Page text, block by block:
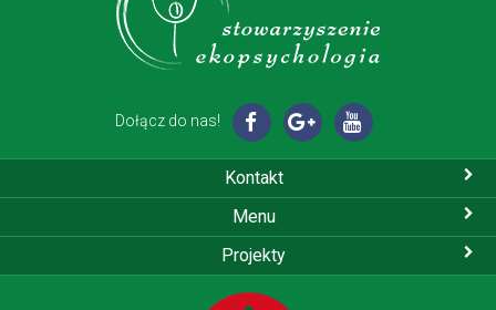
Dołącz do nas!
Kontakt
Menu
Projekty